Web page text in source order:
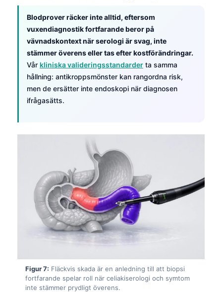
Blodprover räcker inte alltid, eftersom
vuxendiagnostik fortfarande beror på
vävnadskontext när serologi är svag, inte
stämmer överens eller tas efter kostförändringar.
Vår kliniska valideringsstandarder ta samma
hållning: antikroppsmönster kan rangordna risk,
men de ersätter inte endoskopi när diagnosen
ifrågasätts.
Figur 7: Fläckvis skada är en anledning till att biopsi
fortfarande spelar roll när celiakiserologi och symtom
inte stämmer prydligt överens.
Azərbaycan dili
Eesti
Čeština
ქართული
Русский
Lietuvių kalba
Polski
Shqip
বাংলা
اردو
मराठी
తెలుగు
தமிழ்